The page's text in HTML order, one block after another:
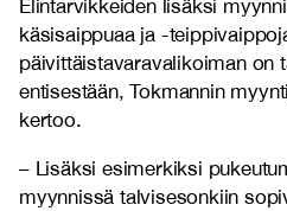
Elintarvikkeiden lisäksi
käsisaippuaa ja -
päivittäistavaravalikoiman on
entisestään, Tokmannin
kertoo.
– Lisäksi esimerkiksi
myynnissä talvisesonkiin